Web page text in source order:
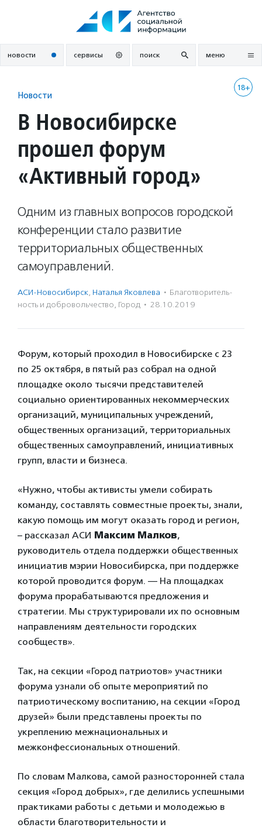
новости сервисы поиск меню
18+
Новости
В Новосибирске
прошел форум
«Активный город»
Одним из главных вопросов городской
конференции стало развитие
территориальных общественных
самоуправлений.
АСИ-Новосибирск, Наталья Яковлева · Благотвори­тель­
ность и доброволь­чест­во, Город · 28.10.2019
Форум, который проходил в Новосибирске с 23
по 25 октября, в пятый раз собрал на одной
площадке около тысячи представителей
социально ориентированных некоммерческих
организаций, муниципальных учреждений,
общественных организаций, территориальных
общественных самоуправлений, инициативных
групп, власти и бизнеса.
«Нужно, чтобы активисты умели собирать
команду, составлять совместные проекты, знали,
какую помощь им могут оказать город и регион,
– рассказал АСИ Максим Малков,
руководитель отдела поддержки общественных
инициатив мэрии Новосибирска, при поддержке
которой проводится форум. — На площадках
форума прорабатываются предложения и
стратегии. Мы структурировали их по основным
направлениям деятельности городских
сообществ».
Так, на секции «Город патриотов» участники
форума узнали об опыте мероприятий по
патриотическому воспитанию, на секции «Город
друзей» были представлены проекты по
укреплению межнациональных и
межконфессиональных отношений.
По словам Малкова, самой разносторонней стала
секция «Город добрых», где делились успешными
практиками работы с детьми и молодежью в
области благотворительности и